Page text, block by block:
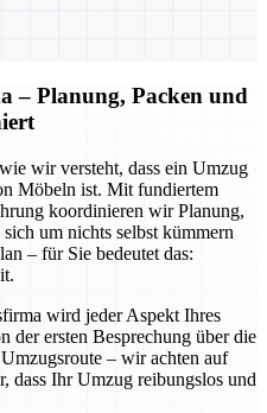
– Planung, Packen und
wir versteht, dass ein Umzug
Möbeln ist. Mit fundiertem
koordinieren wir Planung,
um nichts selbst kümmern
– für Sie bedeutet das:
wird jeder Aspekt Ihres
der ersten Besprechung über die
– wir achten auf
dass Ihr Umzug reibungslos und